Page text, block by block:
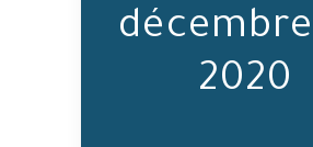
03 décembre
2020